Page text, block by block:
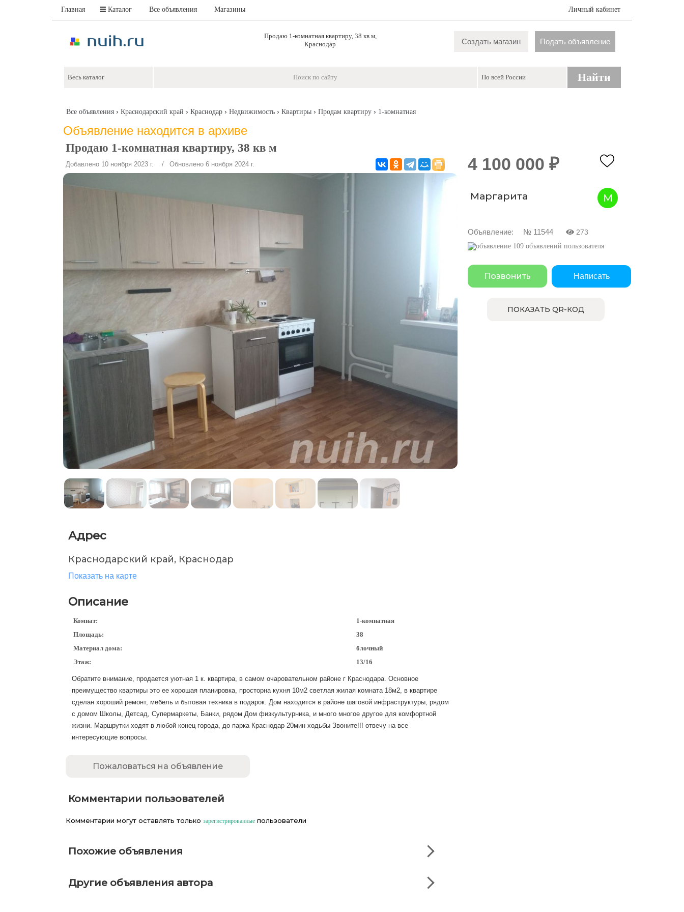
Главная Каталог Все объявления Магазины Личный кабинет
Продаю 1-комнатная квартиру, 38 кв м,
Краснодар
Создать магазин Подать объявление
Найти
Все объявления› Краснодарский край › Краснодар› Недвижимость› Квартиры› Продам квартиру› 1-комнатная
Объявление находится в архиве
Продаю 1-комнатная квартиру, 38 кв м
Добавлено 10 ноября 2023 г. / Обновлено 6 ноября 2024 г.
Адрес
Краснодарский край, Краснодар
Показать на карте
Описание
Комнат:
1-комнатная
Площадь:
38
Материал дома:
блочный
Этаж:
13/16
Обратите внимание, продается уютная 1 к. квартира, в самом очаровательном районе г Краснодара. Основное
преимущество квартиры это ее хорошая планировка, просторна кухня 10м2 светлая жилая комната 18м2, в квартире
сделан хороший ремонт, мебель и бытовая техника в подарок. Дом находится в районе шаговой инфраструктуры, рядом
с домом Школы, Детсад, Супермаркеты, Банки, рядом Дом физкультурника, и много многое другое для комфортной
жизни. Маршрутки ходят в любой конец города, до парка Краснодар 20мин ходьбы Звоните!!! отвечу на все
интересующие вопросы.
Пожаловаться на объявление
Комментарии пользователей
Комментарии могут оставлять только зарегистрированные пользователи
Похожие объявления
Другие объявления автора
4 100 000 ₽
Маргарита М
Объявление: № 11544 273
109 объявлений пользователя
Позвонить Написать
ПОКАЗАТЬ QR-КОД